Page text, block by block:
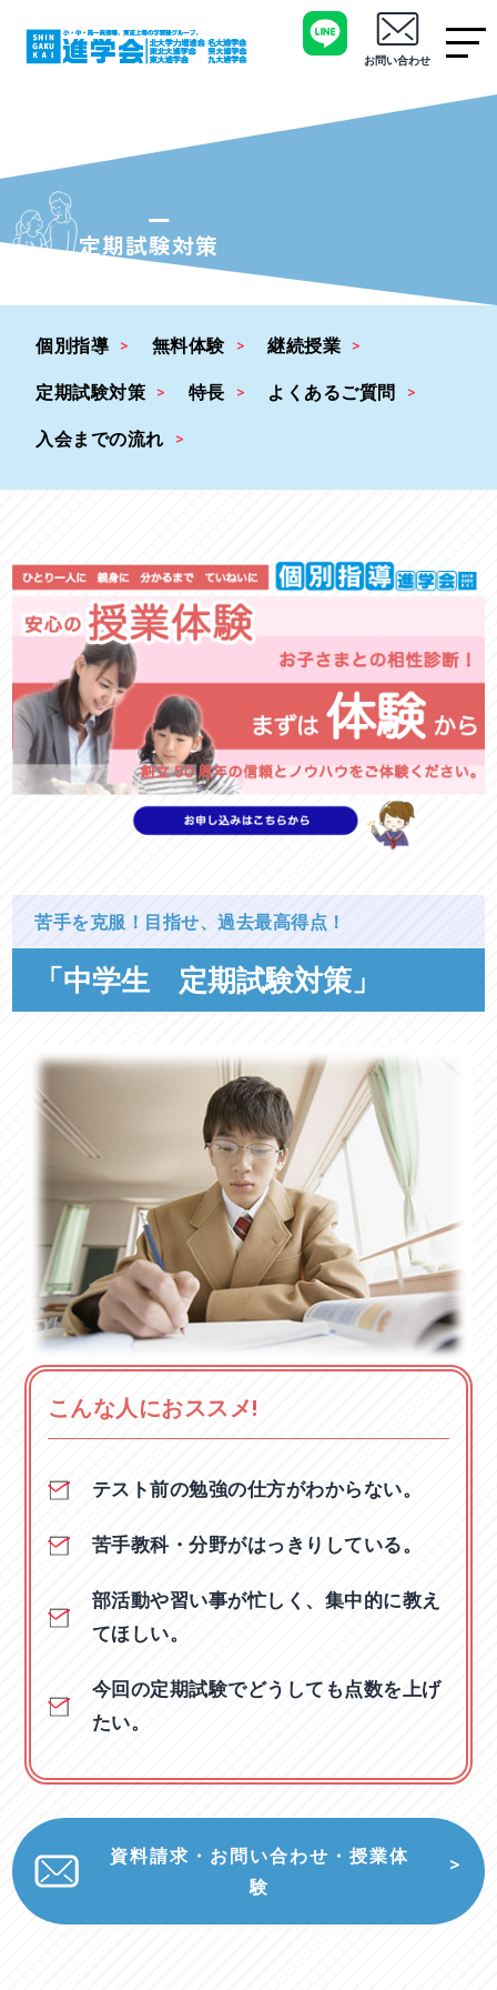
お問い合わせ
定期試験対策
個別指導 無料体験
継続授業
定期試験対策
特長
よくあるご質問
入会までの流れ
苦手を克服！目指せ、過去最高得点！
「中学生 定期試験対策」
こんな人におススメ!
テスト前の勉強の仕方がわからない。
苦手教科・分野がはっきりしている。
部活動や習い事が忙しく、集中的に教え
てほしい。
今回の定期試験でどうしても点数を上げ
たい。
資料請求・お問い合わせ・授業体
験